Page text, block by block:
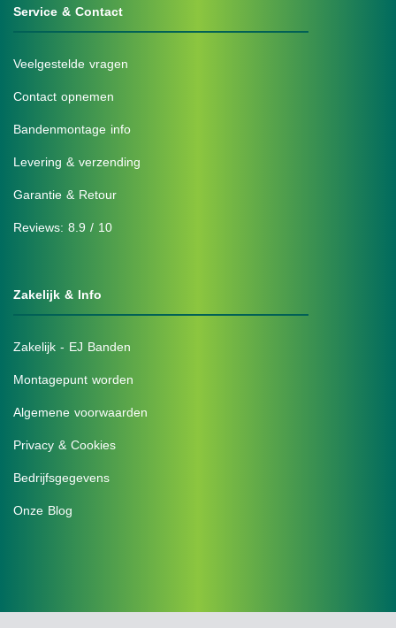
Service & Contact
Veelgestelde vragen
Contact opnemen
Bandenmontage info
Levering & verzending
Garantie & Retour
Reviews: 8.9 / 10
Zakelijk & Info
Zakelijk - EJ Banden
Montagepunt worden
Algemene voorwaarden
Privacy & Cookies
Bedrijfsgegevens
Onze Blog